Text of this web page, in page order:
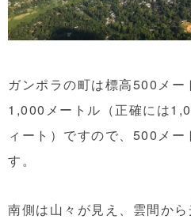
ガンポラの町は標高500メ
1,000メートル（正確には
ィート）ですので、500メ
す。
南側は山々が見え、雲間か